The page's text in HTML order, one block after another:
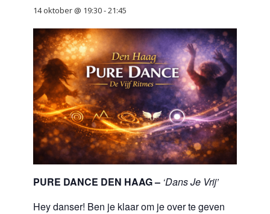
14 oktober @ 19:30-21:45
PURE DANCE DEN HAAG – ‘Dans Je Vrij’
Hey danser! Ben je klaar om je over te geven